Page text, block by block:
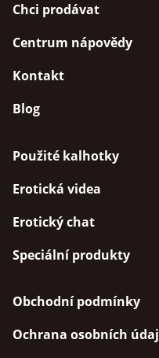
Chci prodávat
Centrum nápovědy
Kontakt
Blog
Použité kalhotky
Erotická videa
Erotický chat
Speciální produkty
Obchodní podmínky
Ochrana osobních